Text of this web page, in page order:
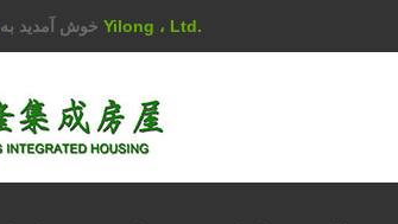
خوش آمدید به شرکت فناوری مسکن یکپارچه Yilong ، Ltd.